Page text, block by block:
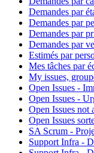
Demandes par
Demandes par
Demandes par
Demandes par
Estimés par
Mes tâches par
My issues,
Open Issues -
Open Issues -
Open Issues not
Open Issues
SA Scrum -
Support Infra -